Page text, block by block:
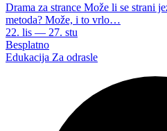
Drama za strance Može li se strani
metoda? Može, i to vrlo…
22. lis — 27. stu
Besplatno
Edukacija Za odrasle